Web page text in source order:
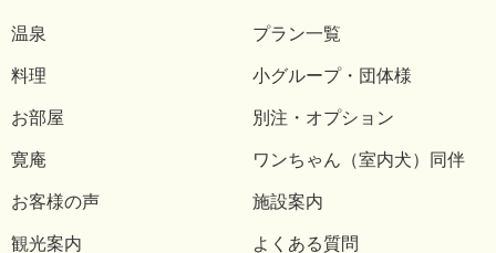
温泉
料理
お部屋
寛庵
プラン一覧
小グループ・団体様
別注・オプション
ワンちゃん（室内犬）同伴
お客様の声
観光案内
施設案内
よくある質問